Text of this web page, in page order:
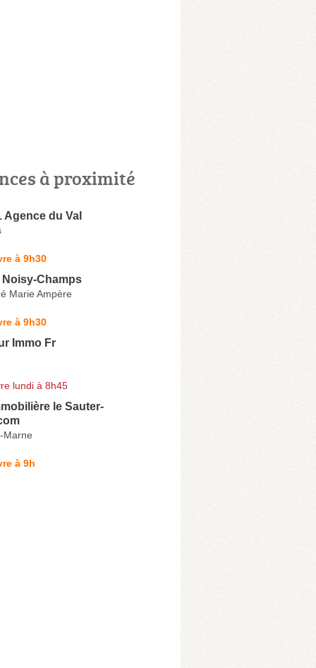
à proximité
Agence du Val
à 9h30
Champs
Marie Ampère
à 9h30
Immo Fr
lundi à 8h45
le Sauter-
Marne
à 9h